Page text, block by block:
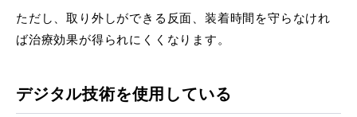
ただし、取り外しができる反面、装着時間を守らなけれ
ば治療効果が得られにくくなります。
デジタル技術を使用している